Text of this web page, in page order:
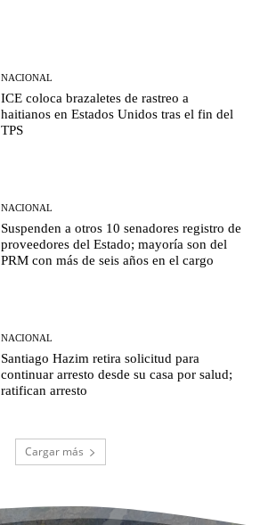
NACIONAL
ICE coloca brazaletes de rastreo a
haitianos en Estados Unidos tras el fin del
TPS
NACIONAL
Suspenden a otros 10 senadores registro de
proveedores del Estado; mayoría son del
PRM con más de seis años en el cargo
NACIONAL
Santiago Hazim retira solicitud para
continuar arresto desde su casa por salud;
ratifican arresto
Cargar más